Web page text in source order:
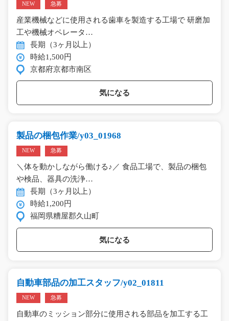
NEW 急募
産業機械などに使用される歯車を製造する工場で 研磨加
工や機械オペレータ…
長期（3ヶ月以上）
時給1,500円
京都府京都市南区
気になる
製品の梱包作業/y03_01968
NEW 急募
＼体を動かしながら働ける♪／ 食品工場で、製品の梱包
や検品、器具の洗浄…
長期（3ヶ月以上）
時給1,200円
福岡県糟屋郡久山町
気になる
自動車部品の加工スタッフ/y02_01811
NEW 急募
自動車のミッション部分に使用される部品を加工する工